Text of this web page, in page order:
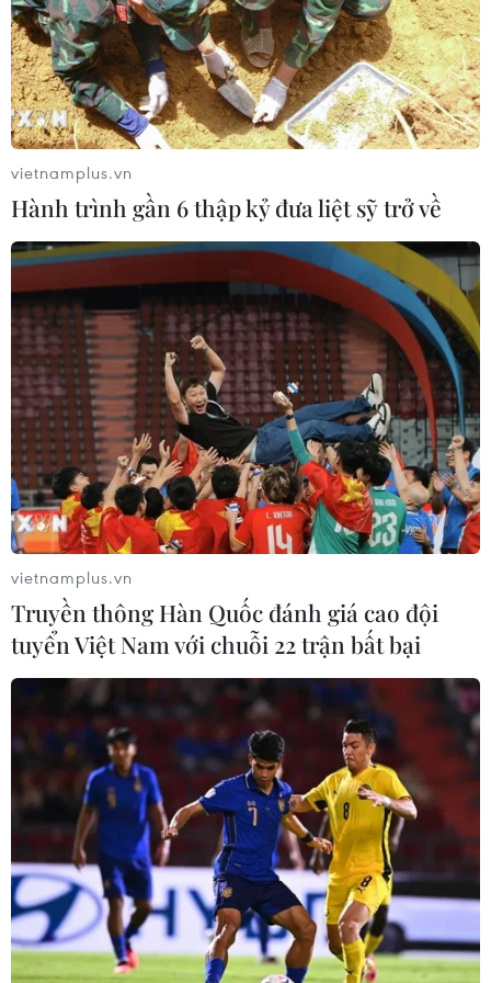
Vụ sóng cuốn trôi tại Sơn Trà: Xuyên
đêm tìm kiếm 2 nạn nhân còn lại
09/08/2026 03:36
Đầu tư cho sức khỏe từ phòng bệnh
đến hạ tầng y tế
09/08/2026 03:29
Cảnh giác thủ đoạn lôi kéo tham gia
“Hội Thánh Đức Chúa Trời Mẹ”
09/08/2026 03:02
Tìm nhân chứng về mộ tập thể liệt sỹ
sau trận đánh Cồn Tiên
09/08/2026 02:53
Tuyến phố đi bộ thông minh
đầu tiên ở Cầu Giấy được Hà Nội lựa
chọn thí điểm
09/08/2026 02:51
Bắc Ninh trước “ngưỡng cửa” thành
phố trực thuộc Trung ương
09/08/2026 01:40
vietnamplus.vn
Hành trình gần 6 thập kỷ đưa liệt sỹ trở về
vietnamplus.vn
Truyền thông Hàn Quốc đánh giá cao đội
tuyển Việt Nam với chuỗi 22 trận bất bại